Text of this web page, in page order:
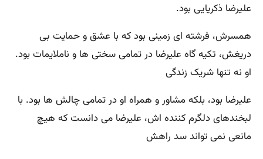
علیرضا ذکریایی بود.
همسرش، فرشته ای زمینی بود که با عشق و حمایت بی
دریغش، تکیه گاه علیرضا در تمامی سختی ها و ناملایمات بود.
او نه تنها شریک زندگی
علیرضا بود، بلکه مشاور و همراه او در تمامی چالش ها بود. با
لبخندهای دلگرم کننده اش، علیرضا می دانست که هیچ
مانعی نمی تواند سد راهش